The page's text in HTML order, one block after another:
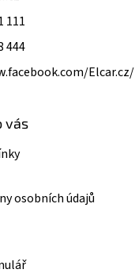
v
111
444
Elcar.cz/
vás
osobních údajů